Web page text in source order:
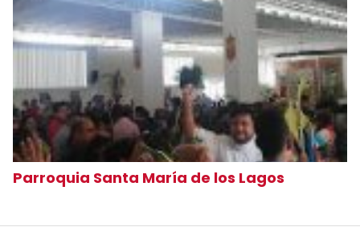
Parroquia Santa María de los Lagos